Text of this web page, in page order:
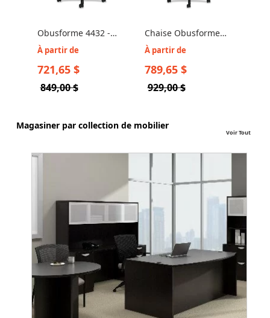
Obusforme 4432 -
Chaise de bureau
À partir de
721,65 $
849,00 $
Chaise Obusforme
4430 Global - Chaise
À partir de
789,65 $
929,00 $
Magasiner par collection de mobilier
Voir Tout